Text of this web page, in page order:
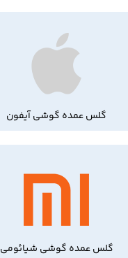
گلس عمده گوشی آیفون
گلس عمده گوشی شیائومی